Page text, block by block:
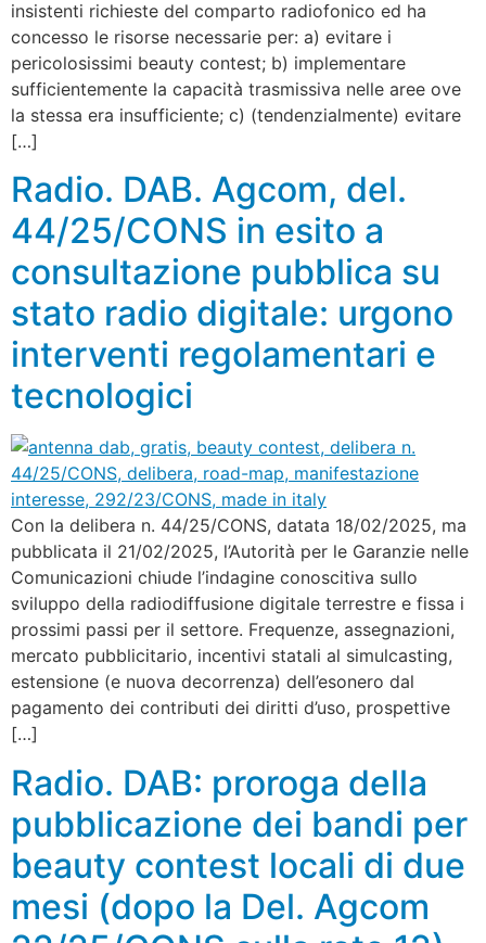
insistenti richieste del comparto radiofonico ed ha
concesso le risorse necessarie per: a) evitare i
pericolosissimi beauty contest; b) implementare
sufficientemente la capacità trasmissiva nelle aree ove
la stessa era insufficiente; c) (tendenzialmente) evitare
[…]
Radio. DAB. Agcom, del.
44/25/CONS in esito a
consultazione pubblica su
stato radio digitale: urgono
interventi regolamentari e
tecnologici
Con la delibera n. 44/25/CONS, datata 18/02/2025, ma
pubblicata il 21/02/2025, l’Autorità per le Garanzie nelle
Comunicazioni chiude l’indagine conoscitiva sullo
sviluppo della radiodiffusione digitale terrestre e fissa i
prossimi passi per il settore. Frequenze, assegnazioni,
mercato pubblicitario, incentivi statali al simulcasting,
estensione (e nuova decorrenza) dell’esonero dal
pagamento dei contributi dei diritti d’uso, prospettive
[…]
Radio. DAB: proroga della
pubblicazione dei bandi per
beauty contest locali di due
mesi (dopo la Del. Agcom